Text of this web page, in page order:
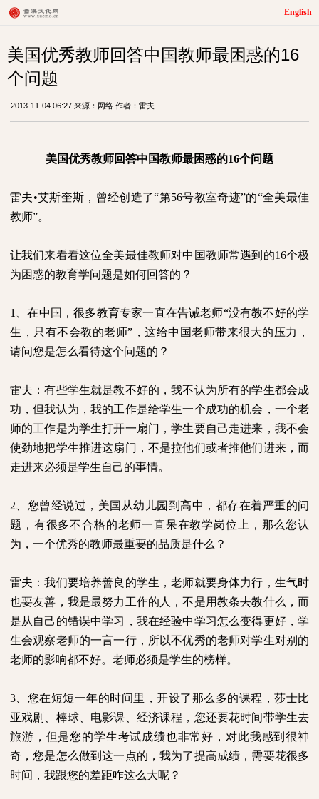
English
美国优秀教师回答中国教师最困惑的16
个问题
2013-11-04 06:27 来源：网络 作者：雷夫
美国优秀教师回答中国教师最困惑的16个问题
雷夫•艾斯奎斯，曾经创造了“第56号教室奇迹”的“全美最佳
教师”。
让我们来看看这位全美最佳教师对中国教师常遇到的16个极
为困惑的教育学问题是如何回答的？
1
、在中国，很多教育专家一直在告诫老师“没有教不好的学
生，只有不会教的老师”，这给中国老师带来很大的压力，
请问您是怎么看待这个问题的？
雷夫：有些学生就是教不好的，我不认为所有的学生都会成
功，但我认为，我的工作是给学生一个成功的机会，一个老
师的工作是为学生打开一扇门，学生要自己走进来，我不会
使劲地把学生推进这扇门，不是拉他们或者推他们进来，而
走进来必须是学生自己的事情。
2 、您曾经说过，美国从幼儿园到高中，都存在着严重的问
题，有很多不合格的老师一直呆在教学岗位上，那么您认
为，一个优秀的教师最重要的品质是什么？
雷夫：我们要培养善良的学生，老师就要身体力行，生气时
也要友善，我是最努力工作的人，不是用教条去教什么，而
是从自己的错误中学习，我在经验中学习怎么变得更好，学
生会观察老师的一言一行，所以不优秀的老师对学生对别的
老师的影响都不好。老师必须是学生的榜样。
3 、您在短短一年的时间里，开设了那么多的课程，莎士比
亚戏剧、棒球、电影课、经济课程，您还要花时间带学生去
旅游，但是您的学生考试成绩也非常好，对此我感到很神
奇，您是怎么做到这一点的，我为了提高成绩，需要花很多
时间，我跟您的差距咋这么大呢？